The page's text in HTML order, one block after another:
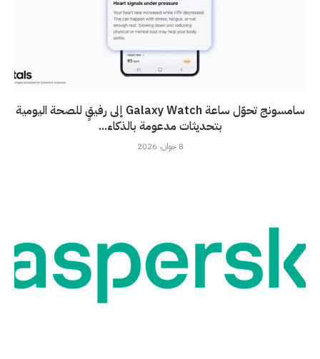
سامسونج تحوّل ساعة Galaxy Watch إلى رفيقٍ للصحة اليومية
بتحديثات مدعومة بالذكاء...
8 جوان، 2026